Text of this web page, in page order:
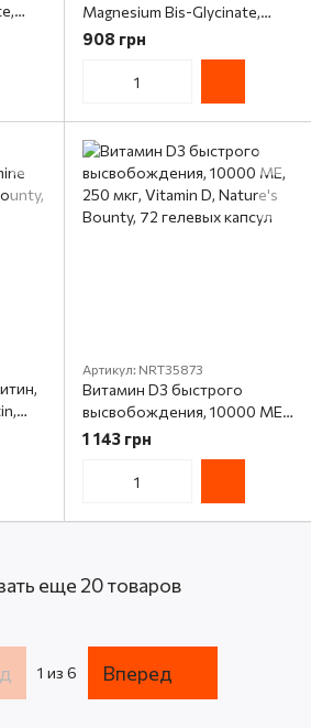
Magnesium Bis-Glycinate,
Source Naturals, 120
908 грн
Артикул: NRT35873
Витамин D3 быстрого
высвобождения, 10000 МЕ,
250 мкг, Vitamin D, Nature's
Bounty, 72 гелевых капсул
1 143 грн
еще 20 товаров
1 из 6 Вперед